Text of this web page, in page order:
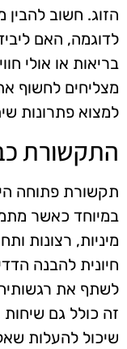
הזוג. חשוב להבין
לדוגמה, האם
בריאות או אולי
מצליחים לחשוף
למצוא פתרונות
התקשורת
תקשורת פתוחה
במיוחד כאשר
מיניות, רצונות
חיונית להבנה
לשתף את
זה כולל גם שיחות
שיכול להעלות